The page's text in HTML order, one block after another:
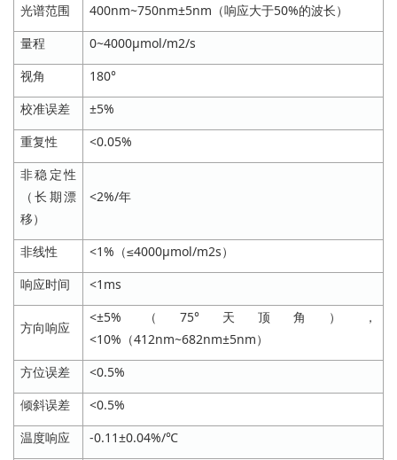
光谱范围
400nm~750nm±5nm（响应大于50%的波长）
量程
0~4000μmol/m2/s
视角
180°
校准误差
±5%
重复性
<0.05%
非稳定性
（长期漂
移）
<2%/年
非线性
<1%（≤4000μmol/m2s）
响应时间
<1ms
方向响应
<±5%（75°天顶角），
<10%（412nm~682nm±5nm）
方位误差
<0.5%
倾斜误差
<0.5%
温度响应
-0.11±0.04%/℃